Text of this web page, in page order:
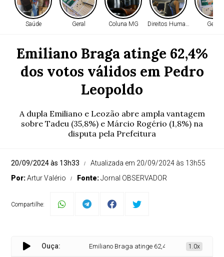
Saúde Geral Coluna MG Direitos Humanos Geral
Emiliano Braga atinge 62,4%
dos votos válidos em Pedro
Leopoldo
A dupla Emiliano e Leozão abre ampla vantagem
sobre Tadeu (35,8%) e Márcio Rogério (1,8%) na
disputa pela Prefeitura
20/09/2024 às 13h33
Atualizada em 20/09/2024 às 13h55
Por:Artur Valério Fonte:Jornal OBSERVADOR
Compartilhe:
Ouça: Emiliano Braga atinge 62,4% dos votos válidos em
1.0x